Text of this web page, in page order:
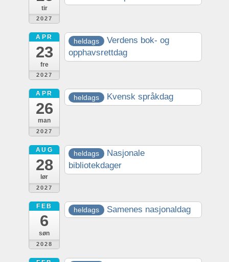
tir
2027
APR
23
fre
2027
heldags
Verdens bok- og
opphavsrettdag
APR
26
man
2027
heldags Kvensk språkdag
AUG
28
lør
2027
heldags
Nasjonale
bibliotekdager
FEB
6
søn
2028
heldags Samenes nasjonaldag